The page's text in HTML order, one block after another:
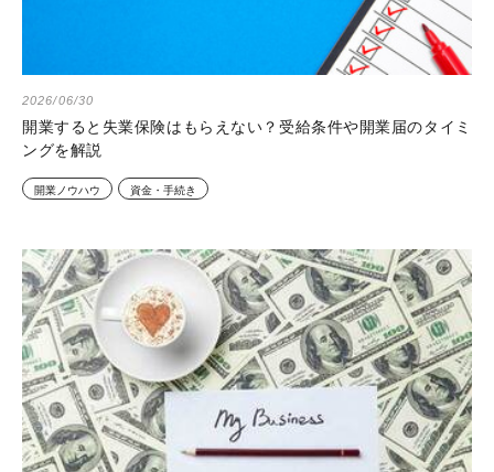
2026/06/30
開業すると失業保険はもらえない？受給条件や開業届のタイミ
ングを解説
開業ノウハウ 資金・手続き